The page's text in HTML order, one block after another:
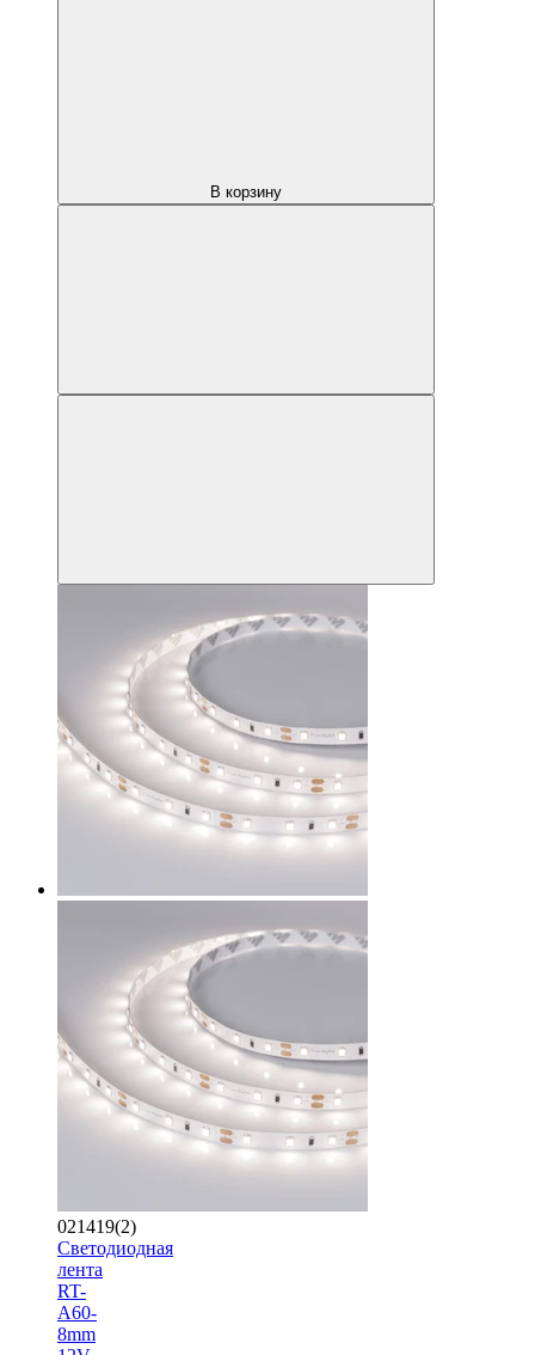
В корзину
021419(2)
Светодиодная
лента
RT-
A60-
8mm